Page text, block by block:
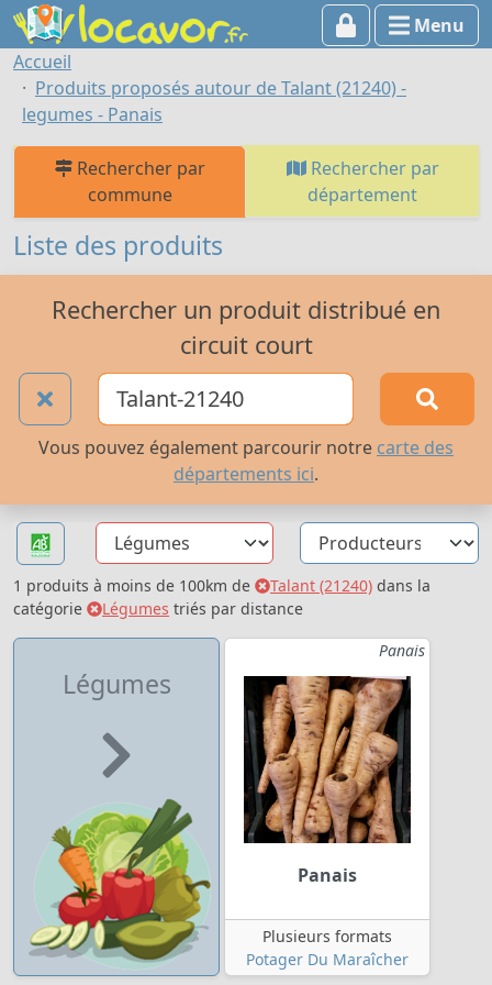
Menu
Accueil
Produits proposés autour de Talant (21240) -
legumes - Panais
Rechercher par
commune
Rechercher par
département
Liste des produits
Rechercher un produit distribué en
circuit court
Vous pouvez également parcourir notre carte des
départements ici.
1 produits à moins de 100km de Talant (21240) dans la
catégorie
Légumes triés par distance
Légumes
Panais
Panais
Plusieurs formats
Potager Du Maraîcher